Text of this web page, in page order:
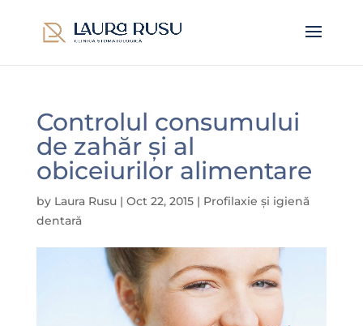
Controlul consumului
de zahăr și al
obiceiurilor alimentare
by Laura Rusu| Oct 22, 2015| Profilaxie și igienă
dentară